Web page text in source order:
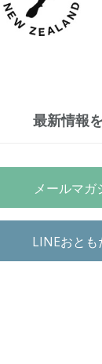
最新情報
メールマガ
LINEおとも